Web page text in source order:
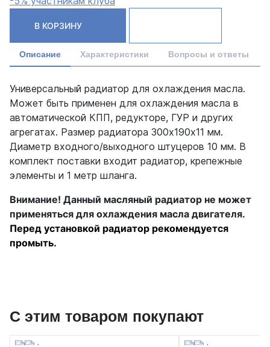
В КОРЗИНУ
Описание Характеристики Вопросы и ответы
Универсальный радиатор для охлаждения масла.
Может быть применен для охлаждения масла в
автоматической КПП, редукторе, ГУР и других
агрегатах. Размер радиатора 300х190х11 мм.
Диаметр входного/выходного штуцеров 10 мм. В
комплект поставки входит радиатор, крепежные
элементы и 1 метр шланга.
Внимание! Данный масляный радиатор не может
применяться для охлаждения масла двигателя.
Перед установкой радиатор рекомендуется
промыть.
С этим товаром покупают